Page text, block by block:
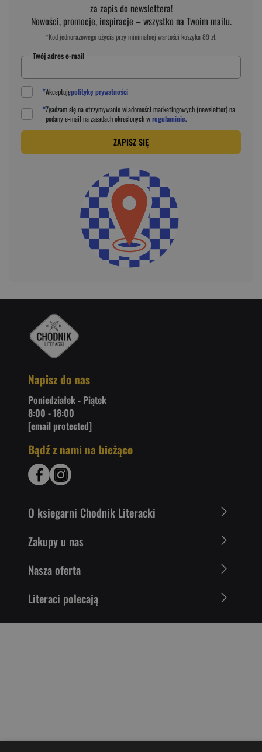
za zapis do newslettera!
Nowości, promocje, inspiracje – wszystko na Twoim mailu.
*Kod jednorazowego użycia przy minimalnej wartości koszyka 89 zł.
Twój adres e-mail
*Akceptujępolitykę prywatności
*Zgadzam się na otrzymywanie wiadomości marketingowych (newsletter) na
podanye-mail na zasadach określonych wregulaminie.
ZAPISZ SIĘ
Napisz do nas
Poniedziałek - Piątek
8:00 - 18:00
[email protected]
Bądź z nami na bieżąco
O ksiegarni Chodnik Literacki
Zakupy u nas
Nasza oferta
Literaci polecają